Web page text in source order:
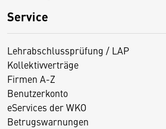
Service
Lehrabschlussprüfung / LAP
Kollektivverträge
Firmen A-Z
Benutzerkonto
eServices der WKO
Betrugswarnungen